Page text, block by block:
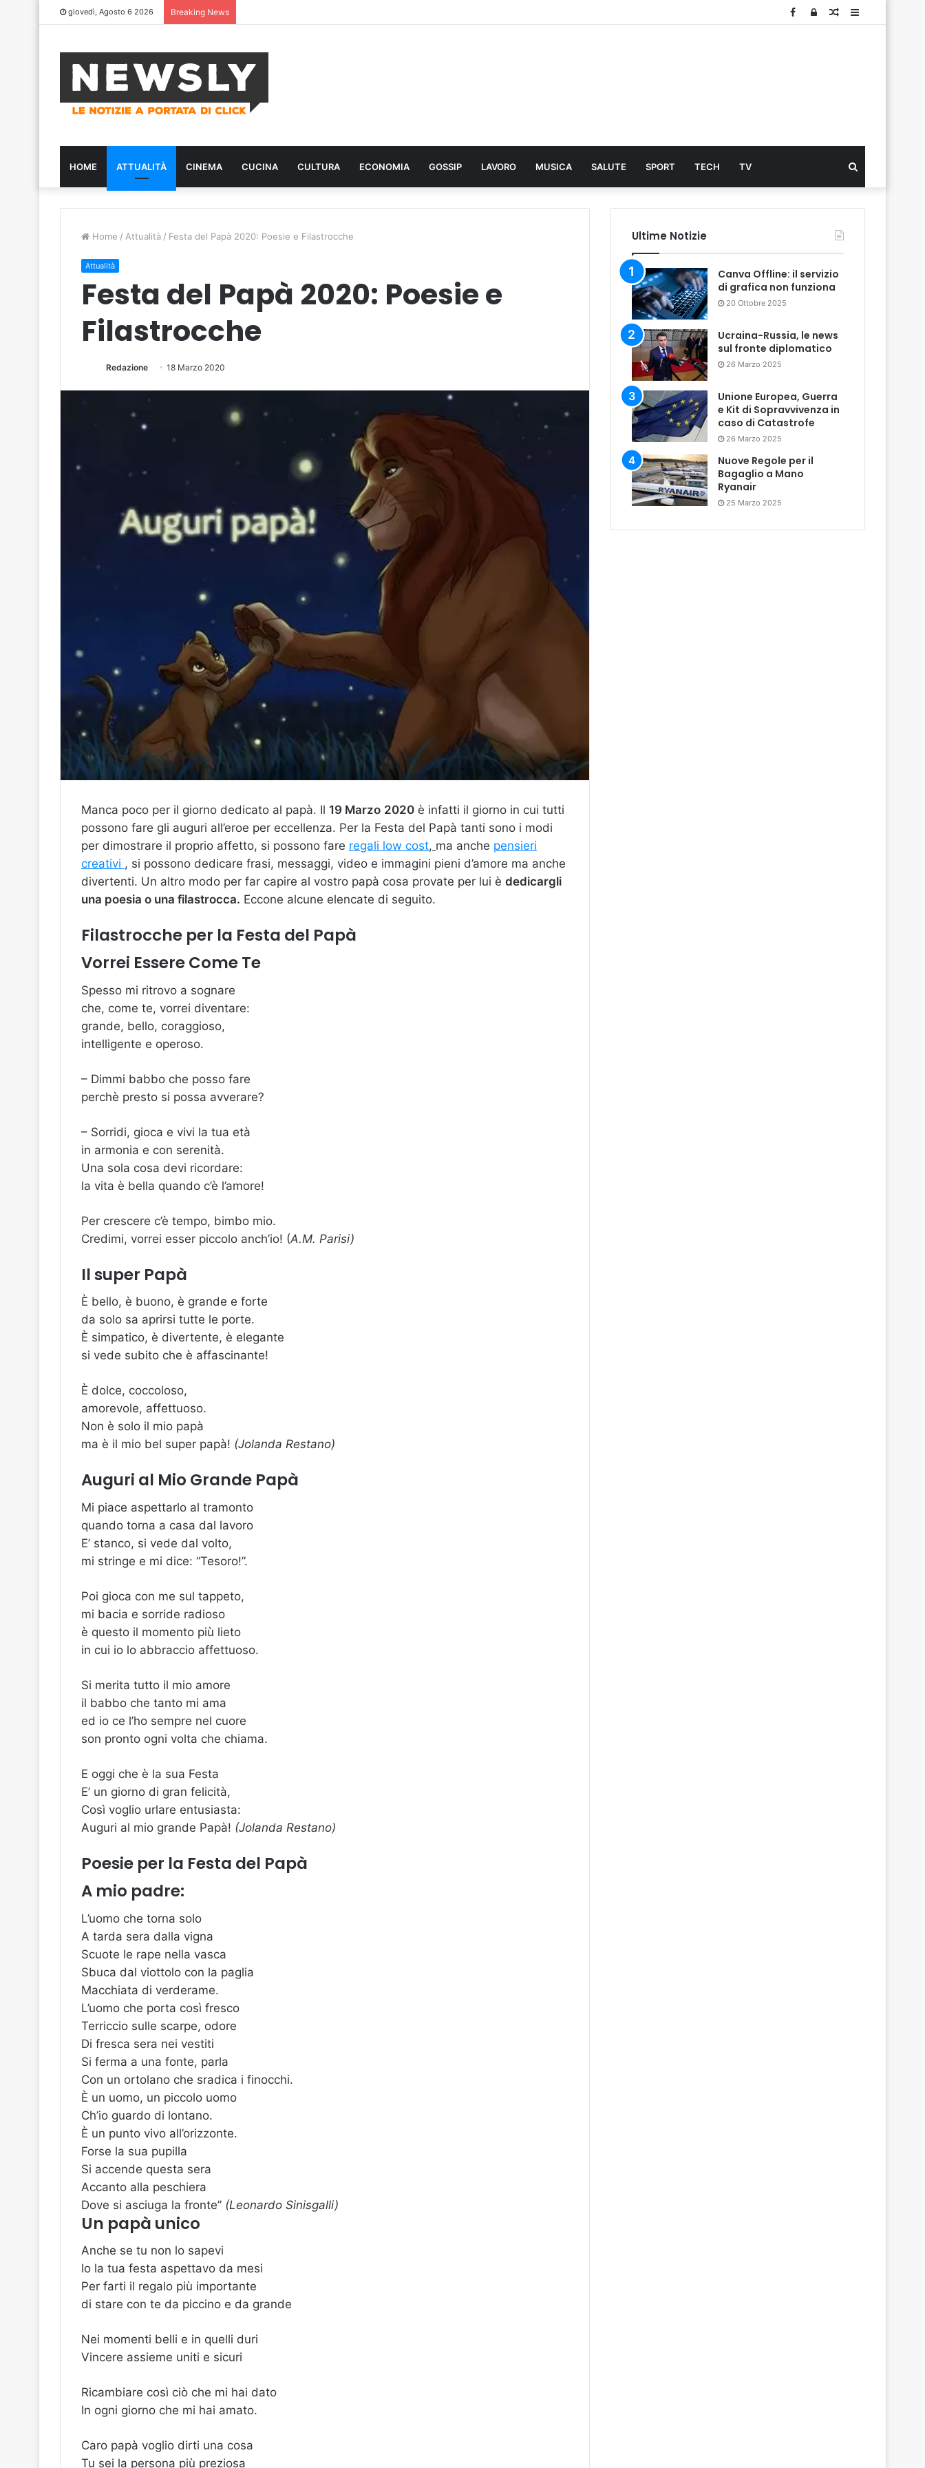
giovedì, Agosto 6 2026 Breaking News Sidebar
Articolo
Log
Facebook
HOME ATTUALITÀ CINEMA CUCINA CULTURA ECONOMIA GOSSIP LAVORO MUSICA SALUTE SPORT TECH TV
...
Home / Attualità / Festa del Papà 2020: Poesie e Filastrocche
Attualità
Festa del Papà 2020: Poesie e
Filastrocche
Redazione 18 Marzo 2020
Manca poco per il giorno dedicato al papà. Il 19 Marzo 2020 è infatti il giorno in cui tutti
possono fare gli auguri all’eroe per eccellenza. Per la Festa del Papà tanti sono i modi
per dimostrare il proprio affetto, si possono fare regali low cost, ma anche pensieri
creativi , si possono dedicare frasi, messaggi, video e immagini pieni d’amore ma anche
divertenti. Un altro modo per far capire al vostro papà cosa provate per lui è dedicargli
una poesia o una filastrocca. Eccone alcune elencate di seguito.
Filastrocche per la Festa del Papà
Vorrei Essere Come Te
Spesso mi ritrovo a sognare
che, come te, vorrei diventare:
grande, bello, coraggioso,
intelligente e operoso.
– Dimmi babbo che posso fare
perchè presto si possa avverare?
– Sorridi, gioca e vivi la tua età
in armonia e con serenità.
Una sola cosa devi ricordare:
la vita è bella quando c’è l’amore!
Per crescere c’è tempo, bimbo mio.
Credimi, vorrei esser piccolo anch’io! (A.M. Parisi)
Il super Papà
È bello, è buono, è grande e forte
da solo sa aprirsi tutte le porte.
È simpatico, è divertente, è elegante
si vede subito che è affascinante!
È dolce, coccoloso,
amorevole, affettuoso.
Non è solo il mio papà
ma è il mio bel super papà! (Jolanda Restano)
Auguri al Mio Grande Papà
Mi piace aspettarlo al tramonto
quando torna a casa dal lavoro
E’ stanco, si vede dal volto,
mi stringe e mi dice: “Tesoro!”.
Poi gioca con me sul tappeto,
mi bacia e sorride radioso
è questo il momento più lieto
in cui io lo abbraccio affettuoso.
Si merita tutto il mio amore
il babbo che tanto mi ama
ed io ce l’ho sempre nel cuore
son pronto ogni volta che chiama.
E oggi che è la sua Festa
E’ un giorno di gran felicità,
Così voglio urlare entusiasta:
Auguri al mio grande Papà! (Jolanda Restano)
Poesie per la Festa del Papà
A mio padre:
L’uomo che torna solo
A tarda sera dalla vigna
Scuote le rape nella vasca
Sbuca dal viottolo con la paglia
Macchiata di verderame.
L’uomo che porta così fresco
Terriccio sulle scarpe, odore
Di fresca sera nei vestiti
Si ferma a una fonte, parla
Con un ortolano che sradica i finocchi.
È un uomo, un piccolo uomo
Ch’io guardo di lontano.
È un punto vivo all’orizzonte.
Forse la sua pupilla
Si accende questa sera
Accanto alla peschiera
Dove si asciuga la fronte” (Leonardo Sinisgalli)
Un papà unico
Anche se tu non lo sapevi
Io la tua festa aspettavo da mesi
Per farti il regalo più importante
di stare con te da piccino e da grande
Nei momenti belli e in quelli duri
Vincere assieme uniti e sicuri
Ricambiare così ciò che mi hai dato
In ogni giorno che mi hai amato.
Caro papà voglio dirti una cosa
Tu sei la persona più preziosa
Ultime Notizie
Canva Offline: il servizio
di grafica non funziona
20 Ottobre 2025
Ucraina-Russia, le news
sul fronte diplomatico
26 Marzo 2025
Unione Europea, Guerra
e Kit di Sopravvivenza in
caso di Catastrofe
26 Marzo 2025
Nuove Regole per il
Bagaglio a Mano
Ryanair
25 Marzo 2025